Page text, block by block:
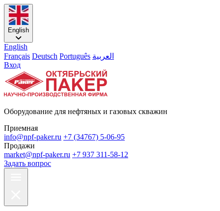
English
English
Français Deutsch Português العربية
Вход
Оборудование для нефтяных и газовых скважин
Приемная
info@npf-paker.ru +7 (34767) 5-06-95
Продажи
market@npf-paker.ru +7 937 311-58-12
Задать вопрос